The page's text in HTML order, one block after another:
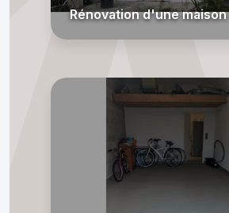
Rénovation d'une